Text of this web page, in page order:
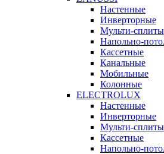
Настенные
Инверторные
Мульти-сплиты
Напольно-
Кассетные
Канальные
Мобильные
Колонные
ELECTROLUX
Настенные
Инверторные
Мульти-сплиты
Кассетные
Напольно-